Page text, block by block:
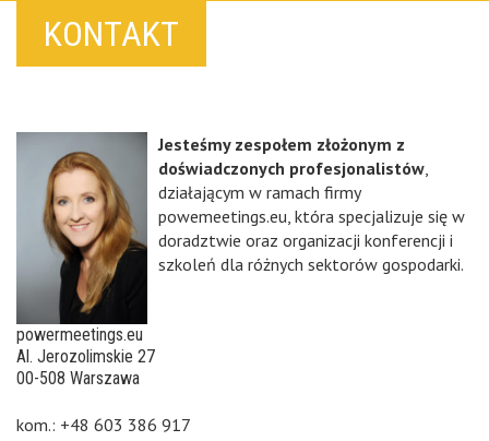
KONTAKT
Jesteśmy zespołem złożonym z
doświadczonych profesjonalistów
działającym w ramach firmy
powemeetings.eu, która specjalizuje się w
doradztwie oraz organizacji konferencji i
szkoleń dla różnych sektorów gospodarki.
powermeetings.eu
Al. Jerozolimskie 27
00-508 Warszawa
kom.: +48 603 386 917